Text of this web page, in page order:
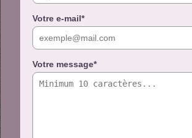
Votre e-mail*
Votre message*